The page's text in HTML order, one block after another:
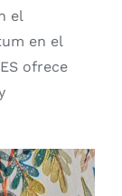
el
en el
ofrece